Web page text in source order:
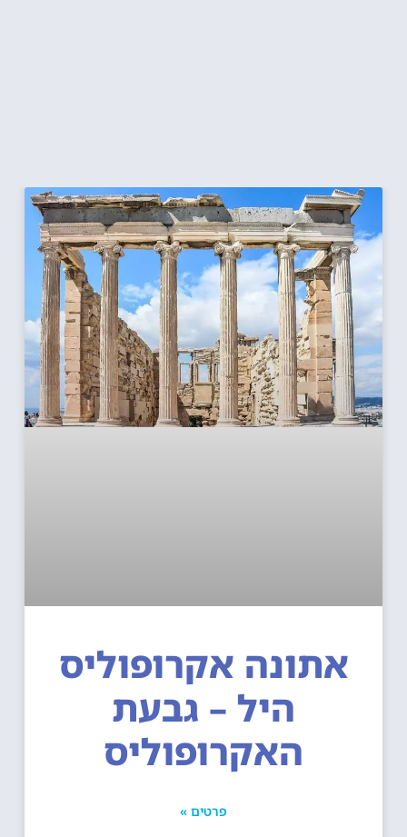
אתונה אקרופוליס
היל – גבעת
האקרופוליס